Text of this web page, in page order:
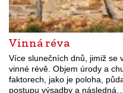
Vinná réva
Více slunečních dnů, jimiž se
vinné révě. Objem úrody a
faktorech, jako je poloha,
postupu výsadby a